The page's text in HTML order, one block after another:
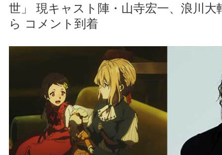
世」 現キャスト陣・山寺宏一、浪川大
ら コメント到着